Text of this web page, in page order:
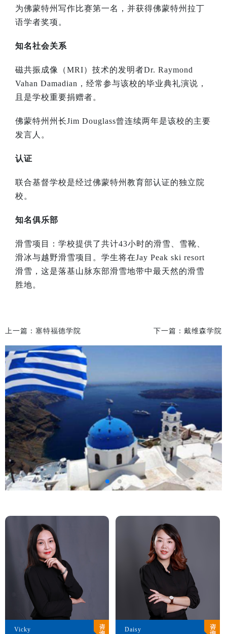
为佛蒙特州写作比赛第一名，并获得佛蒙特州拉丁
语学者奖项。
知名社会关系
磁共振成像（MRI）技术的发明者Dr. Raymond
Vahan Damadian ，经常参与该校的毕业典礼演说，
且是学校重要捐赠者。
佛蒙特州州长Jim Douglass曾连续两年是该校的主要
发言人。
认证
联合基督学校是经过佛蒙特州教育部认证的独立院
校。
知名俱乐部
滑雪项目：学校提供了共计43小时的滑雪、雪靴、
滑冰与越野滑雪项目。学生将在Jay Peak ski resort
滑雪，这是落基山脉东部滑雪地带中最天然的滑雪
胜地。
上一篇： 塞特福德学院 下一篇： 戴维森学院
Vicky
Daisy